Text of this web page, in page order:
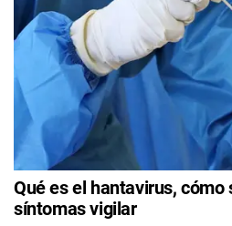
Qué es el hantavirus, cómo
síntomas vigilar